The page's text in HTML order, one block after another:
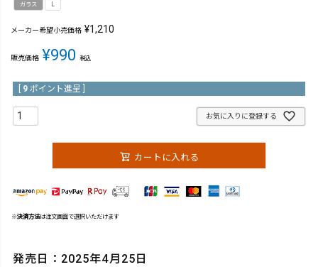
ガラス L
メーカー希望小売価格 ¥1,210
販売価格 ¥990 税込
9 ポイント進呈 ]
お気に入りに登録する
カートに入れる
※決済方法は注文画面で選択いただけます
発売日：2025年4月25日